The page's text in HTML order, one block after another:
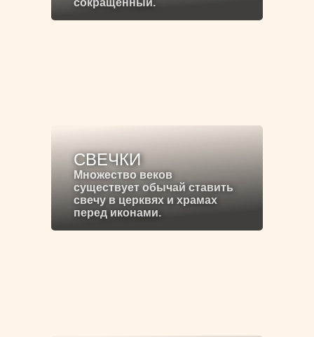
СВЕЧКИ
Множество веков
существует обычай ставить
свечу в церквях и храмах
перед иконами.